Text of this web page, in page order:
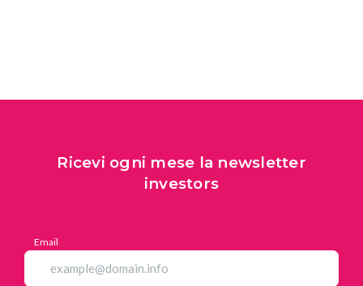
Ricevi ogni mese la newsletter
investors
Email